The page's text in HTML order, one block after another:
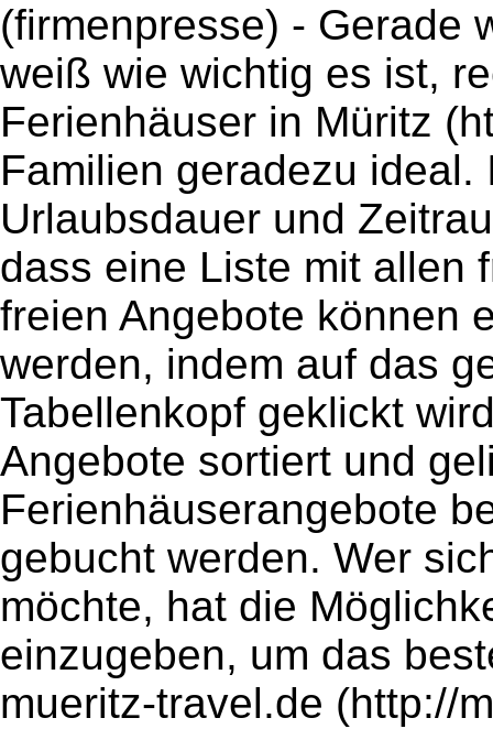
(firmenpresse) - Gerade
weiß wie wichtig es ist,
Ferienhäuser in Müritz
Familien geradezu
Urlaubsdauer und
dass eine Liste mit allen
freien Angebote können
werden, indem auf das
Tabellenkopf geklickt
Angebote sortiert und
Ferienhäuserangebote
gebucht werden. Wer
möchte, hat die
einzugeben, um das
mueritz-travel.de (http://